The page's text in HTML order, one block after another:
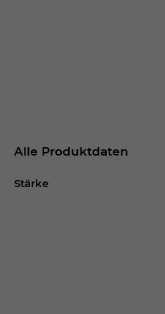
Alle Produktdaten
Stärke